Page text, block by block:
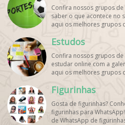
Confira nossos grupos
saber o que acontece no
aqui os melhores grupos
Estudos
Confira nossos grupos
estudar online com a
aqui os melhores grupos
Figurinhas
Gosta de figurinhas?
figurinhas para
de WhatsApp de